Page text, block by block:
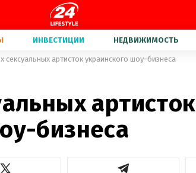
ИНВЕСТИЦИИ НЕДВИЖИМОСТЬ
сексуальных артисток украинского шоу-бизнеса
артисток
бизнеса